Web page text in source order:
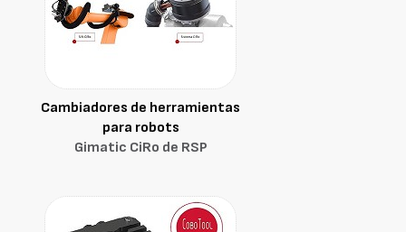
Cambiadores de herramientas
para robots
Gimatic CiRo de RSP